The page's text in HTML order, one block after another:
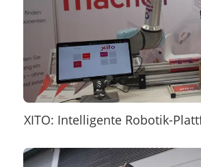
XITO: Intelligente Robotik-